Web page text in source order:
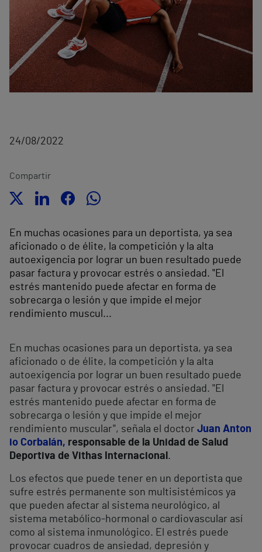
24/08/2022
Compartir
En muchas ocasiones para un deportista, ya sea
aficionado o de élite, la competición y la alta
autoexigencia por lograr un buen resultado puede
pasar factura y provocar estrés o ansiedad. "El
estrés mantenido puede afectar en forma de
sobrecarga o lesión y que impide el mejor
rendimiento muscul...
En muchas ocasiones para un deportista, ya sea
aficionado o de élite, la competición y la alta
autoexigencia por lograr un buen resultado puede
pasar factura y provocar estrés o ansiedad. "El
estrés mantenido puede afectar en forma de
sobrecarga o lesión y que impide el mejor
rendimiento muscular", señala el doctor Juan Anton
io Corbalán, responsable de la Unidad de Salud
Deportiva de Vithas Internacional .
Los efectos que puede tener en un deportista que
sufre estrés permanente son multisistémicos ya
que pueden afectar al sistema neurológico, al
sistema metabólico-hormonal o cardiovascular así
como al sistema inmunológico. El estrés puede
provocar cuadros de ansiedad, depresión y